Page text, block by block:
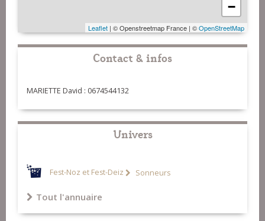
−
Leaflet | © Openstreetmap France | ©OpenStreetMap
Contact & infos
MARIETTE David : 0674544132
Univers
Fest-Noz et Fest-Deiz Sonneurs
Tout l'annuaire